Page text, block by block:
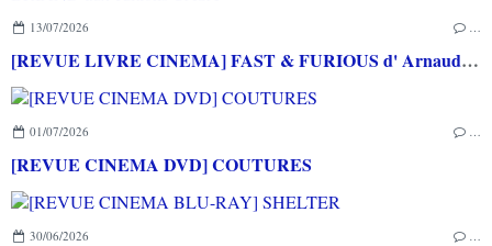
13/07/2026 …
[REVUE LIVRE CINEMA] FAST & FURIOUS d' Arnaud BRIAND aux éditions CASA
01/07/2026 …
[REVUE CINEMA DVD] COUTURES
30/06/2026 …